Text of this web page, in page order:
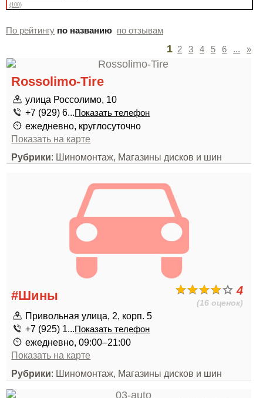
(100)
По рейтингу по названию по отзывам
1 2 3 4 5 6 ... »
Rossolimo-Tire
улица Россолимо, 10
+7 (929) 6...Показать телефон
ежедневно, круглосуточно
Показать на карте
Рубрики: Шиномонтаж, Магазины дисков и шин
4
(16 оценок)
#Шины
Привольная улица, 2, корп. 5
+7 (925) 1...Показать телефон
ежедневно, 09:00–21:00
Показать на карте
Рубрики: Шиномонтаж, Магазины дисков и шин